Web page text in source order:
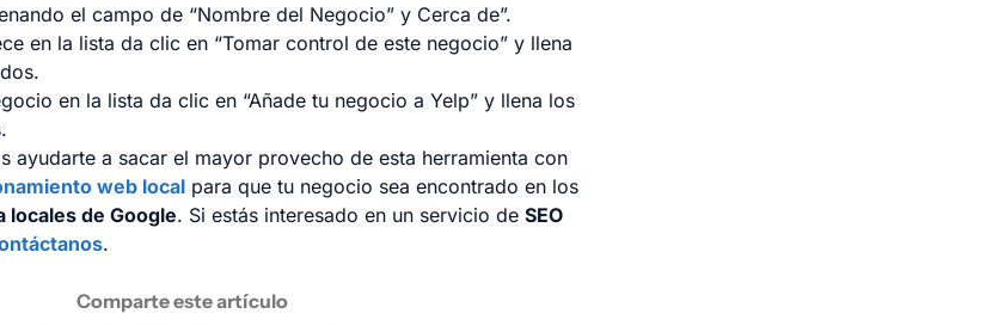
el campo de “Nombre del Negocio” y Cerca de”.
en la lista da clic en “Tomar control de este negocio” y llena
en la lista da clic en “Añade tu negocio a Yelp” y llena los
ayudarte a sacar el mayor provecho de esta herramienta con
web local para que tu negocio sea encontrado en los
locales de Google. Si estás interesado en un servicio deSEO
.
Comparte este artículo